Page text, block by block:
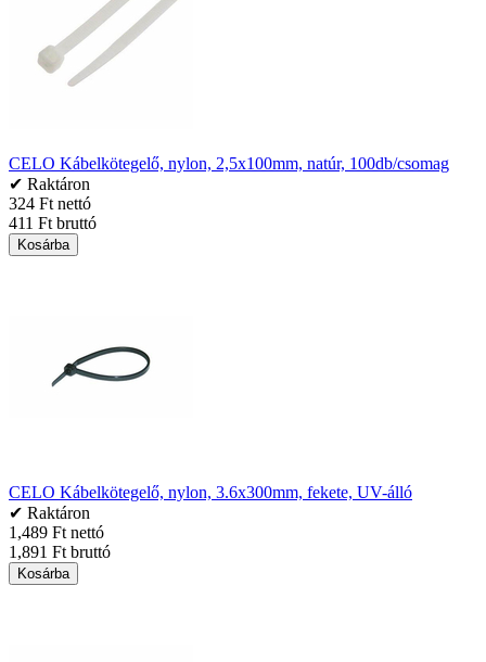
CELO Kábelkötegelő, nylon, 2,5x100mm, natúr, 100db/csomag
✔ Raktáron
324 Ft nettó
411 Ft bruttó
Kosárba
CELO Kábelkötegelő, nylon, 3.6x300mm, fekete, UV-álló
✔ Raktáron
1,489 Ft nettó
1,891 Ft bruttó
Kosárba